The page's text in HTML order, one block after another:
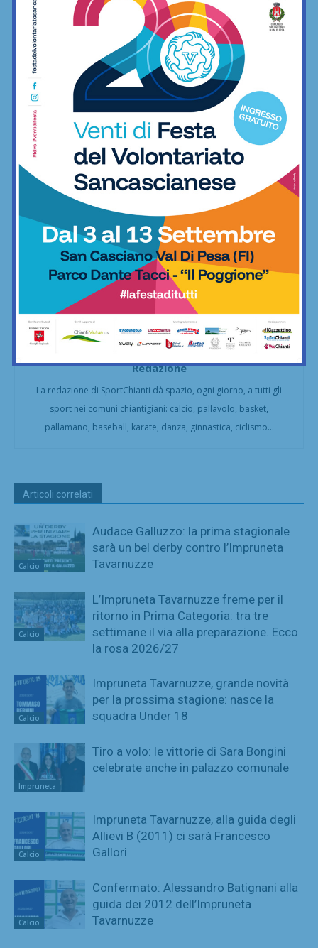
Certosa Volley, Serie D
©RIPRODUZIONE RISERVATA
Facebook Pinterest
Redazione
La redazione di SportChianti dà spazio, ogni giorno, a tutti gli
sport nei comuni chiantigiani: calcio, pallavolo, basket,
pallamano, baseball, karate, danza, ginnastica, ciclismo...
Articoli correlati
Calcio
Audace Galluzzo: la prima stagionale
sarà un bel derby contro l’Impruneta
Tavarnuzze
Calcio
L’Impruneta Tavarnuzze freme per il
ritorno in Prima Categoria: tra tre
settimane il via alla preparazione. Ecco
la rosa 2026/27
Calcio
Impruneta Tavarnuzze, grande novità
per la prossima stagione: nasce la
squadra Under 18
Impruneta
Tiro a volo: le vittorie di Sara Bongini
celebrate anche in palazzo comunale
Calcio
Impruneta Tavarnuzze, alla guida degli
Allievi B (2011) ci sarà Francesco
Gallori
Calcio
Confermato: Alessandro Batignani alla
guida dei 2012 dell’Impruneta
Tavarnuzze